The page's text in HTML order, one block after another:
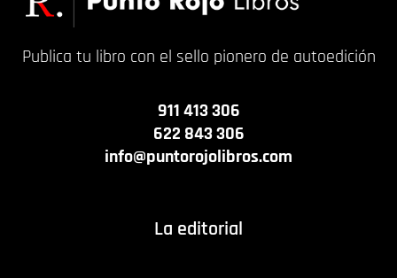
Publica tu libro con el sello pionero de autoedición
911 413 306
622 843 306
info@puntorojolibros.com
La editorial